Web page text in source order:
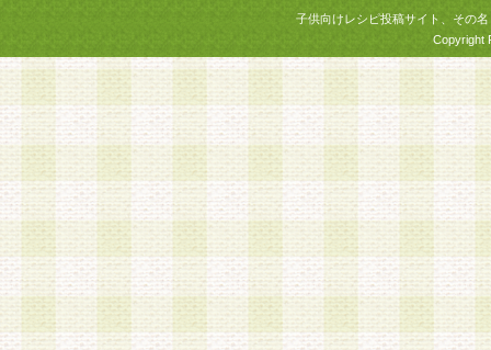
子供向けレシピ投稿サイト、その
Copyright